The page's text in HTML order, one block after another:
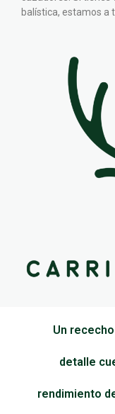
balística, estamos a
Un
detalle
rendimiento